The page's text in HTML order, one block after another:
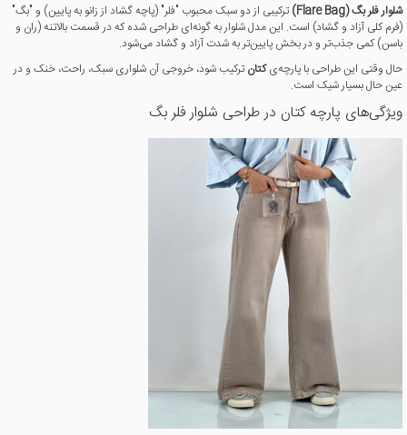
شلوار فلر بگ (Flare Bag)
ترکیبی از دو سبک محبوب "فلر" (پاچه گشاد از زانو به پایین) و "بگ"
(فرم کلی آزاد و گشاد) است. این مدل شلوار به گونه‌ای طراحی شده که در قسمت بالاتنه (ران و
باسن) کمی جذب‌تر و در بخش پایین‌تر به شدت آزاد و گشاد می‌شود.
حال وقتی این طراحی با پارچه‌یکتان ترکیب شود، خروجی آن شلواری سبک، راحت، خنک و در
عین حال بسیار شیک است.
ویژگی‌های پارچه کتان در طراحی شلوار فلر بگ